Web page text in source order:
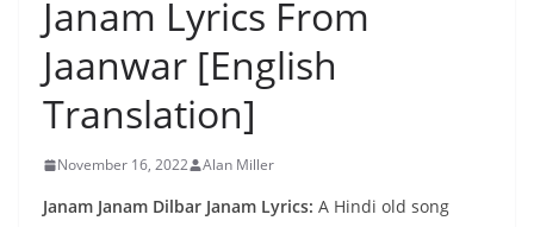
Janam Lyrics From
Jaanwar [English
Translation]
November 16, 2022 Alan Miller
Janam Janam Dilbar Janam Lyrics: A Hindi old song